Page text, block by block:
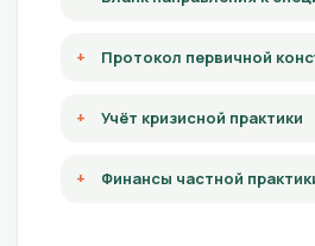
Протокол первичной
Учёт кризисной практики
Финансы частной